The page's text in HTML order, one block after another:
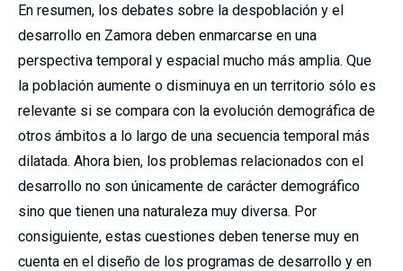
En resumen, los debates sobre la despoblación y el
desarrollo en Zamora deben enmarcarse en una
perspectiva temporal y espacial mucho más amplia. Que
la población aumente o disminuya en un territorio sólo es
relevante si se compara con la evolución demográfica de
otros ámbitos a lo largo de una secuencia temporal más
dilatada. Ahora bien, los problemas relacionados con el
desarrollo no son únicamente de carácter demográfico
sino que tienen una naturaleza muy diversa. Por
consiguiente, estas cuestiones deben tenerse muy en
cuenta en el diseño de los programas de desarrollo y en